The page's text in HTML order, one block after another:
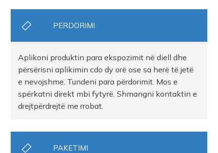
PERDORIMI
Aplikoni produktin para ekspozimit në diell dhe
përsërisni aplikimin cdo dy orë ose sa herë të jetë
e nevojshme. Tundeni para përdorimit. Mos e
spërkatni direkt mbi fytyrë. Shmangni kontaktin e
drejtpërdrejtë me rrobat.
PAKETIMI